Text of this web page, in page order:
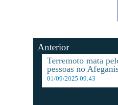
Anterior
Terremoto mata
pessoas no
01/09/2025 09:43